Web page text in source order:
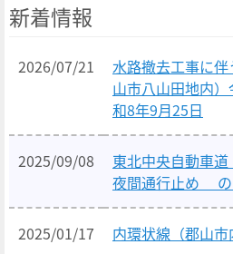
新着情報
2026/07/21
水路撤去工事に
山市八山田地内
和8年9月25日
2025/09/08
東北中央自動車
夜間通行止め
2025/01/17 内環状線（郡山